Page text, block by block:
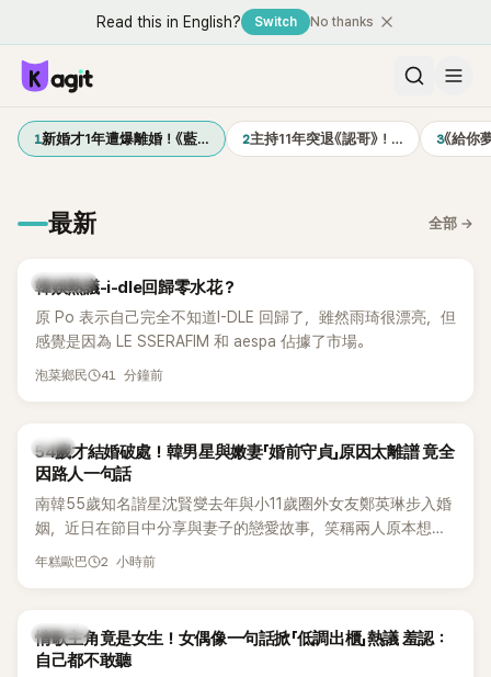
Read this in English? Switch No thanks
1新婚才1年遭爆離婚！《藍… 2主持11年突退《認哥》！… 3《給你
最新 全部 →
熱議討論
韓娛熱議-i-dle回歸零水花？
原 Po 表示自己完全不知道I-DLE 回歸了，雖然雨琦很漂亮，但
感覺是因為 LE SSERAFIM 和 aespa 佔據了市場。
泡菜鄉民 41 分鐘前
韓星
54歲才結婚破處！韓男星與嫩妻「婚前守貞」原因太離譜 竟全
因路人一句話
南韓55歲知名諧星沈賢燮去年與小11歲圈外女友鄭英琳步入婚
姻，近日在節目中分享與妻子的戀愛故事，笑稱兩人原本想享
受兩人世界，沒想到站在飯店門口時竟被路人認出，還一路替
年糕歐巴 2 小時前
K-POP
情歌主角竟是女生！女偶像一句話掀「低調出櫃」熱議 羞認：
自己都不敢聽